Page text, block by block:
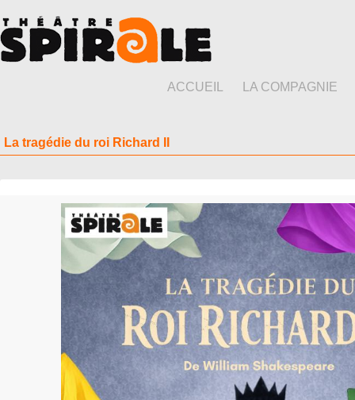
ACCUEIL LA COMPAGNIE
La tragédie du roi Richard II